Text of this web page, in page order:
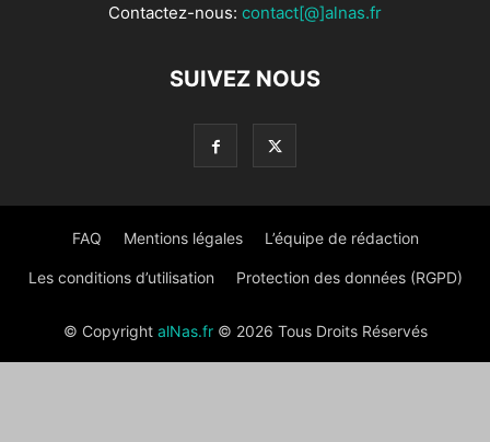
Contactez-nous: contact[@]alnas.fr
SUIVEZ NOUS
FAQ Mentions légales L’équipe de rédaction
Les conditions d’utilisation Protection des données (RGPD)
© Copyright alNas.fr© 2026 Tous Droits Réservés